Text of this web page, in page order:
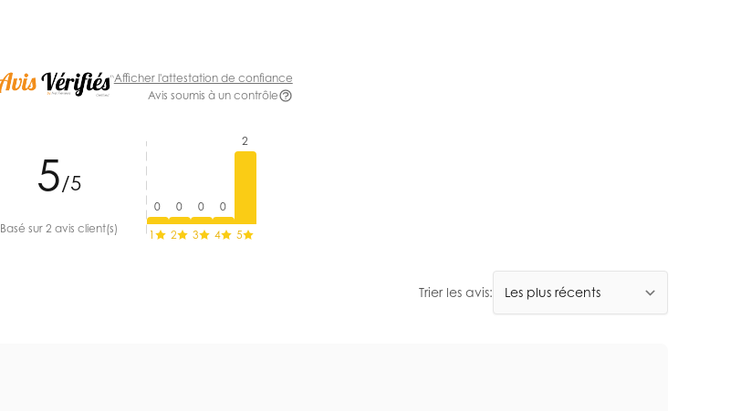
Afficher l'attestation de confiance
Avis soumis à un contrôle
5/5
Basé sur 2 avis client(s)
0
1
0
2
0
3
0
4
2
5
Trier les avis: